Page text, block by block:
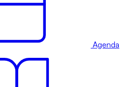
Agenda